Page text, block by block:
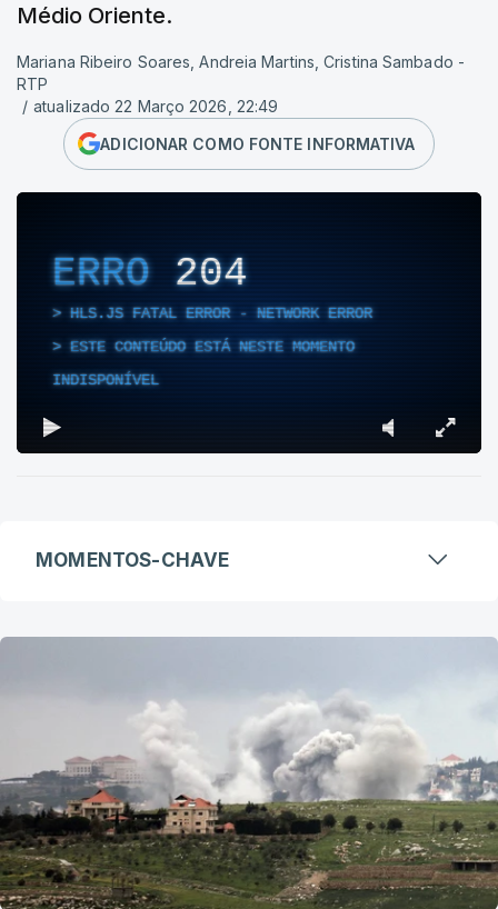
Médio Oriente.
Mariana Ribeiro Soares, Andreia Martins, Cristina Sambado -
RTP
/ atualizado 22 Março 2026, 22:49
ADICIONAR COMO FONTE INFORMATIVA
ERRO204
HLS.JS FATAL ERROR - NETWORK ERROR
ESTE CONTEÚDO ESTÁ NESTE MOMENTO
INDISPONÍVEL
MOMENTOS-CHAVE